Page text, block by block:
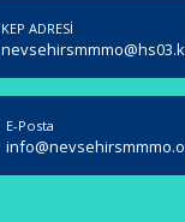
KEP ADRESİ
E-Posta